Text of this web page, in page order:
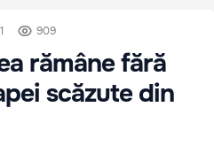
909
rămâne fără
scăzute din